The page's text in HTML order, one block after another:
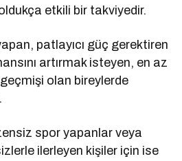
etkili bir takviyedir.
patlayıcı güç gerektiren
artırmak isteyen, en az
olan bireylerde
spor yapanlar veya
ilerleyen kişiler için ise